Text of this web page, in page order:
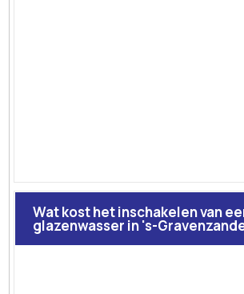
Wat kost het inschakelen van
glazenwasser in 's-